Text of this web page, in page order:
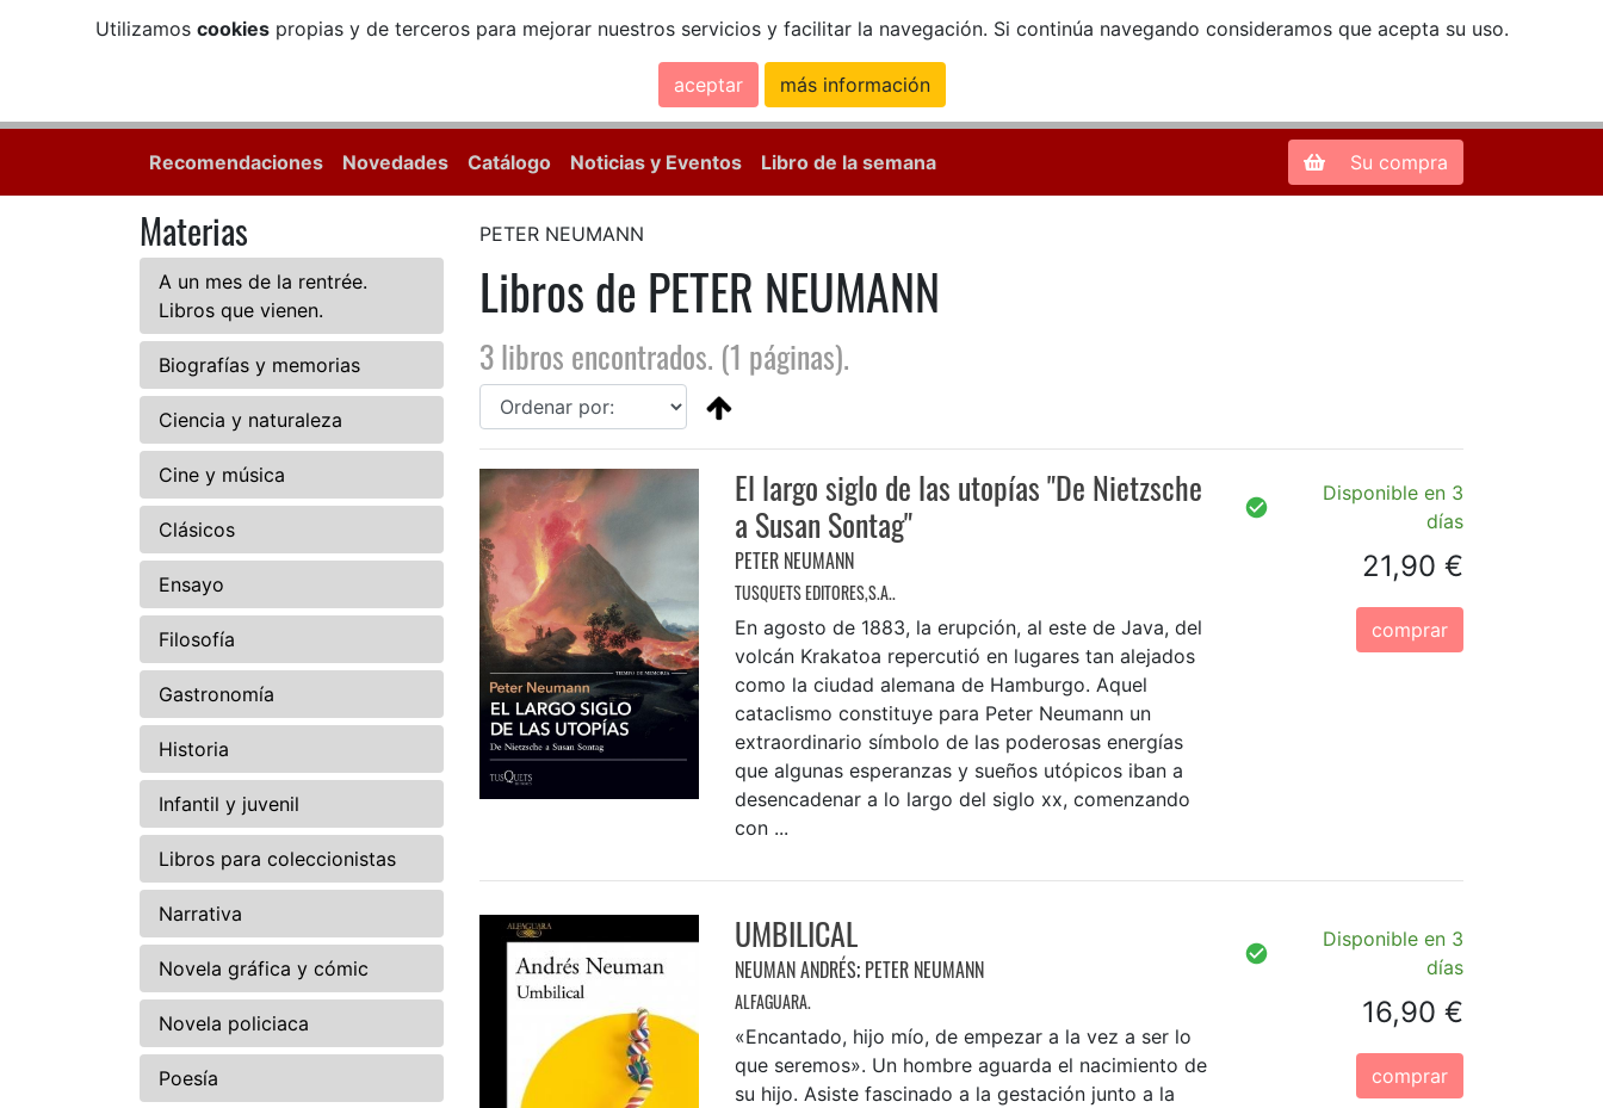
Utilizamos cookiespropias y de terceros para mejorar nuestros servicios y facilitar la navegación. Si continúa navegando consideramos que acepta su uso.
aceptar más información
Zona de Clientes
Recomendaciones Novedades Catálogo Noticias y Eventos Libro de la semana Su compra
Materias
A un mes de la rentrée.
Libros que vienen.
Biografías y memorias
Ciencia y naturaleza
Cine y música
Clásicos
Ensayo
Filosofía
Gastronomía
Historia
Infantil y juvenil
Libros para coleccionistas
Narrativa
Novela gráfica y cómic
Novela policiaca
Poesía
PETER NEUMANN
Libros de PETER NEUMANN
3 libros encontrados. (1 páginas).
El largo siglo de las utopías "De Nietzsche
a Susan Sontag"
PETER NEUMANN
TUSQUETS EDITORES,S.A..
En agosto de 1883, la erupción, al este de Java, del
volcán Krakatoa repercutió en lugares tan alejados
como la ciudad alemana de Hamburgo. Aquel
cataclismo constituye para Peter Neumann un
extraordinario símbolo de las poderosas energías
que algunas esperanzas y sueños utópicos iban a
desencadenar a lo largo del siglo xx, comenzando
con ...
Disponible en 3
días
21,90 €
comprar
UMBILICAL
NEUMAN ANDRÉS; PETER NEUMANN
ALFAGUARA.
«Encantado, hijo mío, de empezar a la vez a ser lo
que seremos». Un hombre aguarda el nacimiento de
su hijo. Asiste fascinado a la gestación junto a la
Disponible en 3
días
16,90 €
comprar